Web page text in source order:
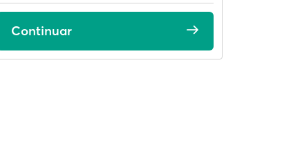
Continuar